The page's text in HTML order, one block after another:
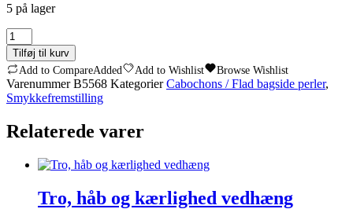
5 på lager
Firkant
Med
Sten
11
Mm
-
STK
Tilføj til kurv
Add to CompareAdded Add to Wishlist Browse Wishlist
VarenummerB5568 Kategorier Cabochons / Flad bagside perler,
Smykkefremstilling
Relaterede varer
Tro, håb og kærlighed vedhæng